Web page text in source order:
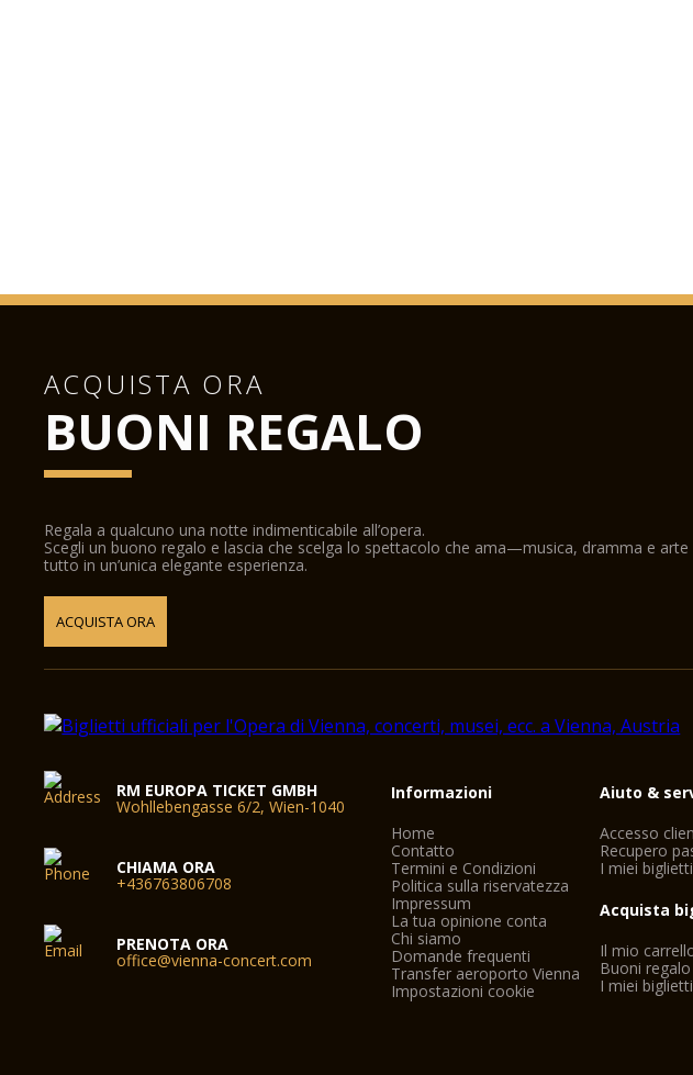
ACQUISTA ORA
BUONI REGALO
Regala a qualcuno una notte indimenticabile all’opera.
Scegli un buono regalo e lascia che scelga lo spettacolo che ama—musica, dramma e arte
tutto in un’unica elegante esperienza.
ACQUISTA ORA
RM EUROPA TICKET GMBH
Wohllebengasse 6/2, Wien-1040
CHIAMA ORA
+436763806708
PRENOTA ORA
office@vienna-concert.com
Informazioni
Home
Contatto
Termini e Condizioni
Politica sulla riservatezza
Impressum
La tua opinione conta
Chi siamo
Domande frequenti
Transfer aeroporto Vienna
Impostazioni cookie
Aiuto &
Accesso
Recupero
I miei biglietti
Acquista
Il mio
Buoni regalo
I miei biglietti